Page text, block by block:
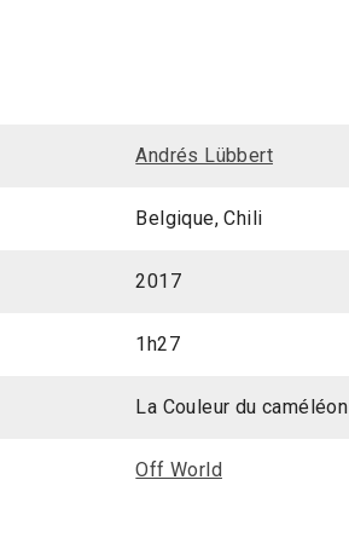
Andrés Lübbert
Belgique, Chili
2017
1h27
La Couleur du caméléon
Off World